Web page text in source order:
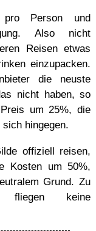
Person und
Also nicht
Reisen etwas
einzupacken.
die neuste
nicht haben, so
um 25%, die
hingegen.
offiziell reisen,
Kosten um 50%,
Grund. Zu
fliegen keine